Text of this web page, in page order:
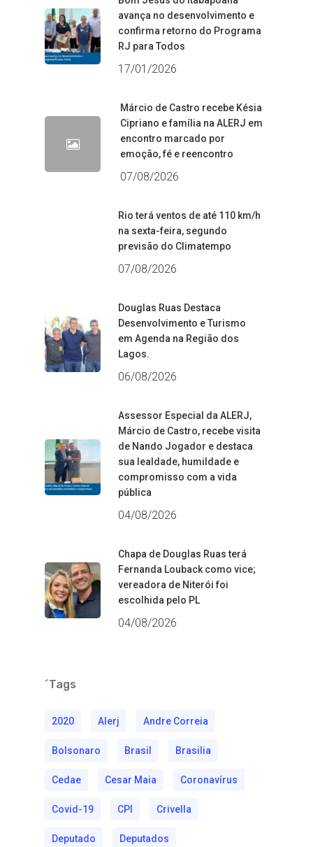
avança no desenvolvimento e
confirma retorno do Programa
RJ para Todos
17/01/2026
Márcio de Castro recebe Késia
Cipriano e família na ALERJ em
encontro marcado por
emoção, fé e reencontro
07/08/2026
Rio terá ventos de até 110 km/h
na sexta-feira, segundo
previsão do Climatempo
07/08/2026
Douglas Ruas Destaca
Desenvolvimento e Turismo
em Agenda na Região dos
Lagos.
06/08/2026
Assessor Especial da ALERJ,
Márcio de Castro, recebe visita
de Nando Jogador e destaca
sua lealdade, humildade e
compromisso com a vida
pública
04/08/2026
Chapa de Douglas Ruas terá
Fernanda Louback como vice;
vereadora de Niterói foi
escolhida pelo PL
04/08/2026
´Tags
2020 Alerj Andre Correia
Bolsonaro Brasil Brasilia
Cedae Cesar Maia Coronavírus
Covid-19 CPI Crivella
Deputado Deputados